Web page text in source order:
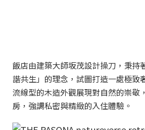
飯店由建築大師坂茂設計操刀，秉持
諧共生」的理念，試圖打造一處極致
流線型的木造外觀展現對自然的崇敬
房，強調私密與精緻的入住體驗。